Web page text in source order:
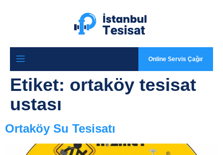
Online Servis Çağır
Etiket: ortaköy tesisat
ustası
Ortaköy Su Tesisatı